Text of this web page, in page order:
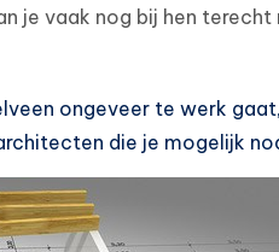
je vaak nog bij hen
ongeveer te werk
die je mogelijk